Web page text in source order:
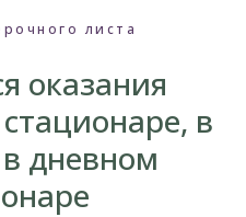
листа
оказания
в
дневном